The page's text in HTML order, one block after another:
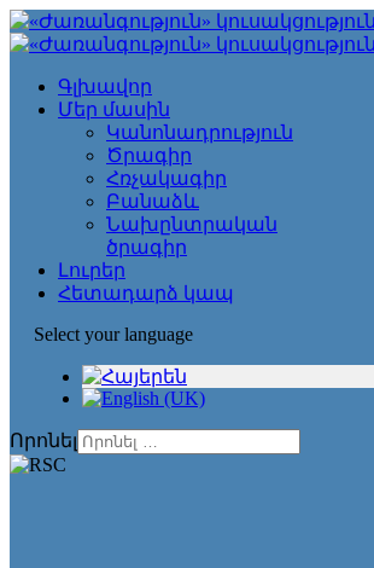
Գլխավոր
Մեր մասին
Կանոնադրություն
Ծրագիր
Հռչակագիր
Բանաձև
Նախընտրական
ծրագիր
Լուրեր
Հետադարձ կապ
Select your language
Որոնել